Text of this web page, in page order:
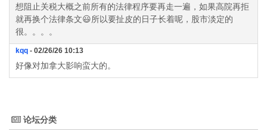
想阻止关税大概之前所有的法律程序要再走一遍，如果高院再拒
就再换个法律条文😃所以要扯皮的日子长着呢，股市淡定的
很。。。。
kqq - 02/26/26 10:13
好像对加拿大影响蛮大的。
论坛分类